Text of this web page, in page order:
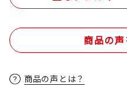
商品の
商品の声とは？